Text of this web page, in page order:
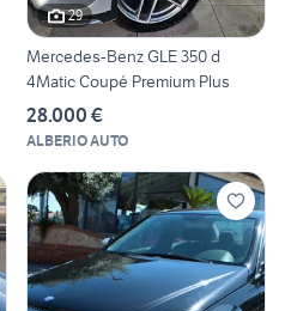
29
Mercedes-Benz GLE 350 d
4Matic Coupé Premium Plus
28.000 €
ALBERIO AUTO